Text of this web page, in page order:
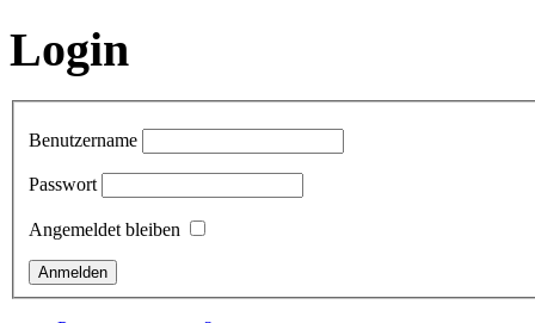
Login
Benutzername
Passwort
Angemeldet bleiben